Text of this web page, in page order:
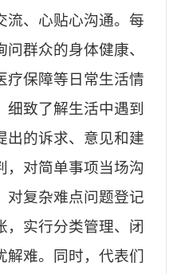
流、心贴心沟通。每
群众的身体健康、
疗保障等日常生活情
细致了解生活中遇到
出的诉求、意见和建
，对简单事项当场沟
对复杂难点问题登记
，实行分类管理、闭
解难。同时，代表们